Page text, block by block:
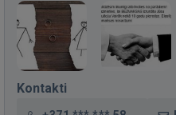
Kontakti